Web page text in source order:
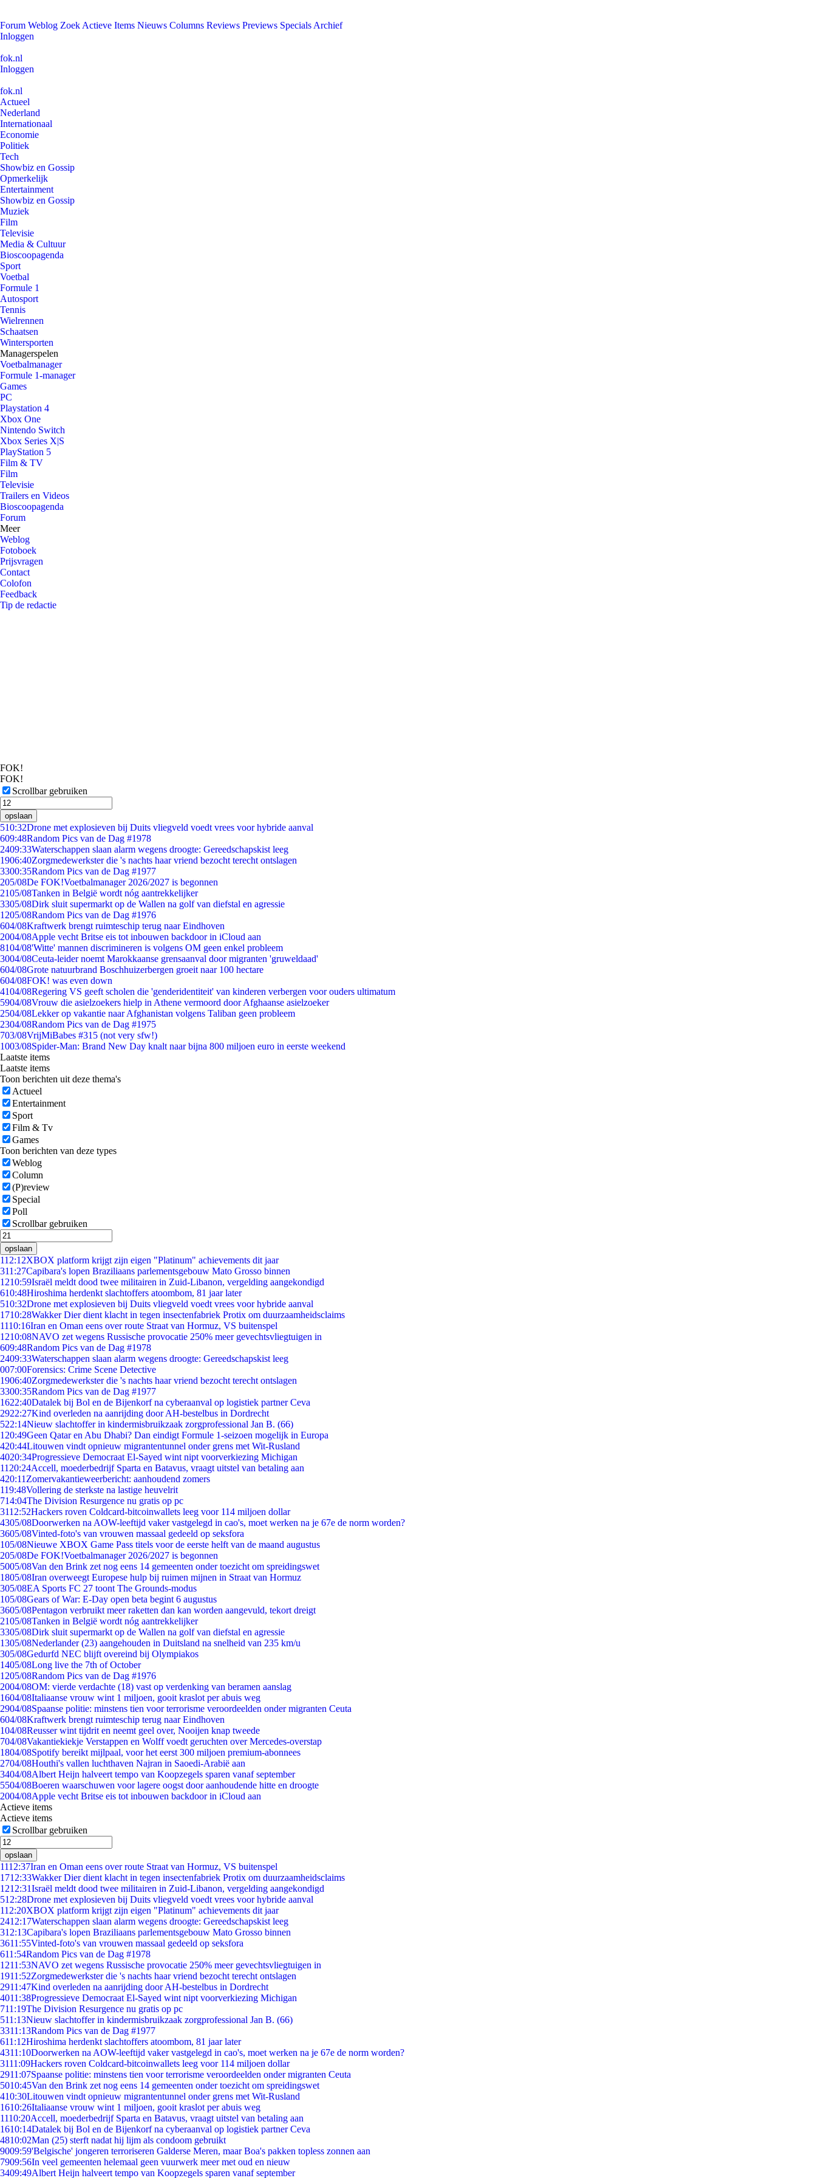
Forum Weblog Zoek Actieve Items Nieuws Columns Reviews Previews Specials Archief
Inloggen
fok.nl
Inloggen
fok.nl
Actueel
Nederland
Internationaal
Economie
Politiek
Tech
Showbiz en Gossip
Opmerkelijk
Entertainment
Showbiz en Gossip
Muziek
Film
Televisie
Media & Cultuur
Bioscoopagenda
Sport
Voetbal
Formule 1
Autosport
Tennis
Wielrennen
Schaatsen
Wintersporten
Managerspelen
Voetbalmanager
Formule 1-manager
Games
PC
Playstation 4
Xbox One
Nintendo Switch
Xbox Series X|S
PlayStation 5
Film & TV
Film
Televisie
Trailers en Videos
Bioscoopagenda
Forum
Meer
Weblog
Fotoboek
Prijsvragen
Contact
Colofon
Feedback
Tip de redactie
FOK!
FOK!
Scrollbar gebruiken
opslaan
510:32Drone met explosieven bij Duits vliegveld voedt vrees voor hybride aanval
609:48Random Pics van de Dag #1978
2409:33Waterschappen slaan alarm wegens droogte: Gereedschapskist leeg
1906:40Zorgmedewerkster die 's nachts haar vriend bezocht terecht ontslagen
3300:35Random Pics van de Dag #1977
205/08De FOK!Voetbalmanager 2026/2027 is begonnen
2105/08Tanken in België wordt nóg aantrekkelijker
3305/08Dirk sluit supermarkt op de Wallen na golf van diefstal en agressie
1205/08Random Pics van de Dag #1976
604/08Kraftwerk brengt ruimteschip terug naar Eindhoven
2004/08Apple vecht Britse eis tot inbouwen backdoor in iCloud aan
8104/08'Witte' mannen discrimineren is volgens OM geen enkel probleem
3004/08Ceuta-leider noemt Marokkaanse grensaanval door migranten 'gruweldaad'
604/08Grote natuurbrand Boschhuizerbergen groeit naar 100 hectare
604/08FOK! was even down
4104/08Regering VS geeft scholen die 'genderidentiteit' van kinderen verbergen voor ouders ultimatum
5904/08Vrouw die asielzoekers hielp in Athene vermoord door Afghaanse asielzoeker
2504/08Lekker op vakantie naar Afghanistan volgens Taliban geen probleem
2304/08Random Pics van de Dag #1975
703/08VrijMiBabes #315 (not very sfw!)
1003/08Spider-Man: Brand New Day knalt naar bijna 800 miljoen euro in eerste weekend
Laatste items
Laatste items
Toon berichten uit deze thema's
Actueel
Entertainment
Sport
Film & Tv
Games
Toon berichten van deze types
Weblog
Column
(P)review
Special
Poll
Scrollbar gebruiken
opslaan
112:12XBOX platform krijgt zijn eigen "Platinum" achievements dit jaar
311:27Capibara's lopen Braziliaans parlementsgebouw Mato Grosso binnen
1210:59Israël meldt dood twee militairen in Zuid-Libanon, vergelding aangekondigd
610:48Hiroshima herdenkt slachtoffers atoombom, 81 jaar later
510:32Drone met explosieven bij Duits vliegveld voedt vrees voor hybride aanval
1710:28Wakker Dier dient klacht in tegen insectenfabriek Protix om duurzaamheidsclaims
1110:16Iran en Oman eens over route Straat van Hormuz, VS buitenspel
1210:08NAVO zet wegens Russische provocatie 250% meer gevechtsvliegtuigen in
609:48Random Pics van de Dag #1978
2409:33Waterschappen slaan alarm wegens droogte: Gereedschapskist leeg
007:00Forensics: Crime Scene Detective
1906:40Zorgmedewerkster die 's nachts haar vriend bezocht terecht ontslagen
3300:35Random Pics van de Dag #1977
1622:40Datalek bij Bol en de Bijenkorf na cyberaanval op logistiek partner Ceva
2922:27Kind overleden na aanrijding door AH-bestelbus in Dordrecht
522:14Nieuw slachtoffer in kindermisbruikzaak zorgprofessional Jan B. (66)
1 20:49Geen Qatar en Abu Dhabi? Dan eindigt Formule 1-seizoen mogelijk in Europa
420:44Litouwen vindt opnieuw migrantentunnel onder grens met Wit-Rusland
4020:34Progressieve Democraat El-Sayed wint nipt voorverkiezing Michigan
11 20:24Accell, moederbedrijf Sparta en Batavus, vraagt uitstel van betaling aan
420:11 Zomervakantieweerbericht: aanhoudend zomers
119:48Vollering de sterkste na lastige heuvelrit
714:04The Division Resurgence nu gratis op pc
3112:52Hackers roven Coldcard-bitcoinwallets leeg voor 114 miljoen dollar
4305/08Doorwerken na AOW-leeftijd vaker vastgelegd in cao's, moet werken na je 67e de norm worden?
3605/08Vinted-foto's van vrouwen massaal gedeeld op seksfora
105/08Nieuwe XBOX Game Pass titels voor de eerste helft van de maand augustus
205/08De FOK!Voetbalmanager 2026/2027 is begonnen
5005/08Van den Brink zet nog eens 14 gemeenten onder toezicht om spreidingswet
1805/08Iran overweegt Europese hulp bij ruimen mijnen in Straat van Hormuz
305/08EA Sports FC 27 toont The Grounds-modus
105/08Gears of War: E-Day open beta begint 6 augustus
3605/08Pentagon verbruikt meer raketten dan kan worden aangevuld, tekort dreigt
2105/08Tanken in België wordt nóg aantrekkelijker
3305/08Dirk sluit supermarkt op de Wallen na golf van diefstal en agressie
1305/08Nederlander (23) aangehouden in Duitsland na snelheid van 235 km/u
305/08Gedurfd NEC blijft overeind bij Olympiakos
1405/08Long live the 7th of October
1205/08Random Pics van de Dag #1976
2004/08OM: vierde verdachte (18) vast op verdenking van beramen aanslag
1604/08Italiaanse vrouw wint 1 miljoen, gooit kraslot per abuis weg
2904/08Spaanse politie: minstens tien voor terrorisme veroordeelden onder migranten Ceuta
604/08Kraftwerk brengt ruimteschip terug naar Eindhoven
104/08Reusser wint tijdrit en neemt geel over, Nooijen knap tweede
704/08Vakantiekiekje Verstappen en Wolff voedt geruchten over Mercedes-overstap
1804/08Spotify bereikt mijlpaal, voor het eerst 300 miljoen premium-abonnees
2704/08Houthi's vallen luchthaven Najran in Saoedi-Arabië aan
3404/08Albert Heijn halveert tempo van Koopzegels sparen vanaf september
5504/08Boeren waarschuwen voor lagere oogst door aanhoudende hitte en droogte
2004/08Apple vecht Britse eis tot inbouwen backdoor in iCloud aan
Actieve items
Actieve items
Scrollbar gebruiken
opslaan
1112:37Iran en Oman eens over route Straat van Hormuz, VS buitenspel
1712:33Wakker Dier dient klacht in tegen insectenfabriek Protix om duurzaamheidsclaims
1212:31Israël meldt dood twee militairen in Zuid-Libanon, vergelding aangekondigd
512:28Drone met explosieven bij Duits vliegveld voedt vrees voor hybride aanval
112:20XBOX platform krijgt zijn eigen "Platinum" achievements dit jaar
2412:17Waterschappen slaan alarm wegens droogte: Gereedschapskist leeg
312:13Capibara's lopen Braziliaans parlementsgebouw Mato Grosso binnen
3611:55Vinted-foto's van vrouwen massaal gedeeld op seksfora
611:54Random Pics van de Dag #1978
1211:53NAVO zet wegens Russische provocatie 250% meer gevechtsvliegtuigen in
1911:52Zorgmedewerkster die 's nachts haar vriend bezocht terecht ontslagen
2911:47Kind overleden na aanrijding door AH-bestelbus in Dordrecht
4011:38Progressieve Democraat El-Sayed wint nipt voorverkiezing Michigan
711:19The Division Resurgence nu gratis op pc
511:13Nieuw slachtoffer in kindermisbruikzaak zorgprofessional Jan B. (66)
3311:13Random Pics van de Dag #1977
611:12Hiroshima herdenkt slachtoffers atoombom, 81 jaar later
4311:10Doorwerken na AOW-leeftijd vaker vastgelegd in cao's, moet werken na je 67e de norm worden?
3111:09Hackers roven Coldcard-bitcoinwallets leeg voor 114 miljoen dollar
2911:07Spaanse politie: minstens tien voor terrorisme veroordeelden onder migranten Ceuta
5010:45Van den Brink zet nog eens 14 gemeenten onder toezicht om spreidingswet
410:30Litouwen vindt opnieuw migrantentunnel onder grens met Wit-Rusland
1610:26Italiaanse vrouw wint 1 miljoen, gooit kraslot per abuis weg
1110:20Accell, moederbedrijf Sparta en Batavus, vraagt uitstel van betaling aan
1610:14Datalek bij Bol en de Bijenkorf na cyberaanval op logistiek partner Ceva
4810:02Man (25) sterft nadat hij lijm als condoom gebruikt
9009:59'Belgische' jongeren terroriseren Galderse Meren, maar Boa's pakken topless zonnen aan
7909:56In veel gemeenten helemaal geen vuurwerk meer met oud en nieuw
3409:49Albert Heijn halveert tempo van Koopzegels sparen vanaf september